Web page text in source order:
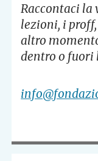
Raccontaci la
lezioni, i
altro
dentro o fuori